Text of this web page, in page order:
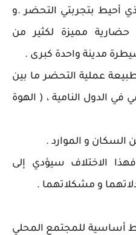
أحيط بتجربتي التحضر .و
مميزة لكثير من
مدينة واحدة كبرى .
عملية التحضر ما بين
في الدول النامية ، ( الهوة
فهذا الاختلاف سيؤدي إلى
و مشكلاتهما .
أساسية للمجتمع المحلي